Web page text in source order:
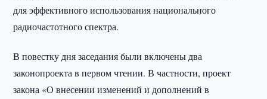
для эффективного использования национального
радиочастотного спектра.
В повестку дня заседания были включены два
законопроекта в первом чтении. В частности, проект
закона «О внесении изменений и дополнений в